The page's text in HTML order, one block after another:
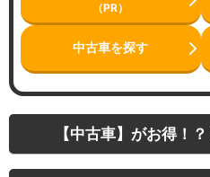
（PR）
中古車を探す
【中古車】がお得！